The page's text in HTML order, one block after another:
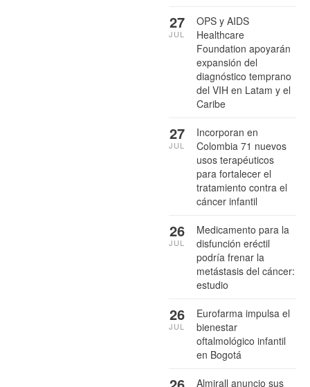
OPS y AIDS
Healthcare
Foundation apoyarán
expansión del
diagnóstico temprano
del VIH en Latam y el
Caribe
27
JUL
Incorporan en
Colombia 71 nuevos
usos terapéuticos
para fortalecer el
tratamiento contra el
cáncer infantil
27
JUL
Medicamento para la
disfunción eréctil
podría frenar la
metástasis del cáncer:
estudio
26
JUL
Eurofarma impulsa el
bienestar
oftalmológico infantil
en Bogotá
26
JUL
Almirall anuncio sus